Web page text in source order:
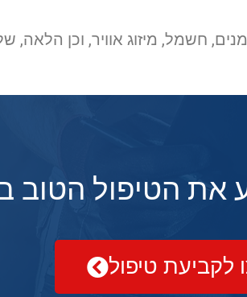
חשמל, מיזוג אוויר, וכן הלאה,
את הטיפול הטוב
לקביעת טיפול